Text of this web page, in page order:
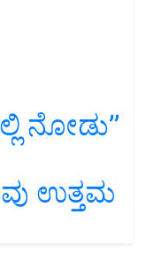
ನೋಡು”
ಉತ್ತಮ